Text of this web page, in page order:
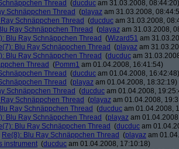
Thread (ducduc am 31.03.2008, 08:44:20)
Schnäppchen Thread (playaz am 31.03.2008,
Schnäppchen Thread (ducduc am 31.03.2008,
Ray Schnäppchen Thread (playaz am 31.03.2008,
Blu Ray Schnäppchen Thread (Wizard51 am
Blu Ray Schnäppchen Thread (playaz am
Blu Ray Schnäppchen Thread (ducduc am
Thread (Pomm1 am 01.04.2008, 16:41:54)
Thread (ducduc am 01.04.2008, 16:42:48)
Thread (playaz am 01.04.2008, 18:32:19)
Schnäppchen Thread (ducduc am 01.04.2008,
Schnäppchen Thread (playaz am 01.04.2008,
Ray Schnäppchen Thread (ducduc am 01.04.2008,
Blu Ray Schnäppchen Thread (playaz am
Blu Ray Schnäppchen Thread (ducduc am
Re(8): Blu Ray Schnäppchen Thread (playaz am
instrument (ducduc am 01.04.2008, 17:10:18)